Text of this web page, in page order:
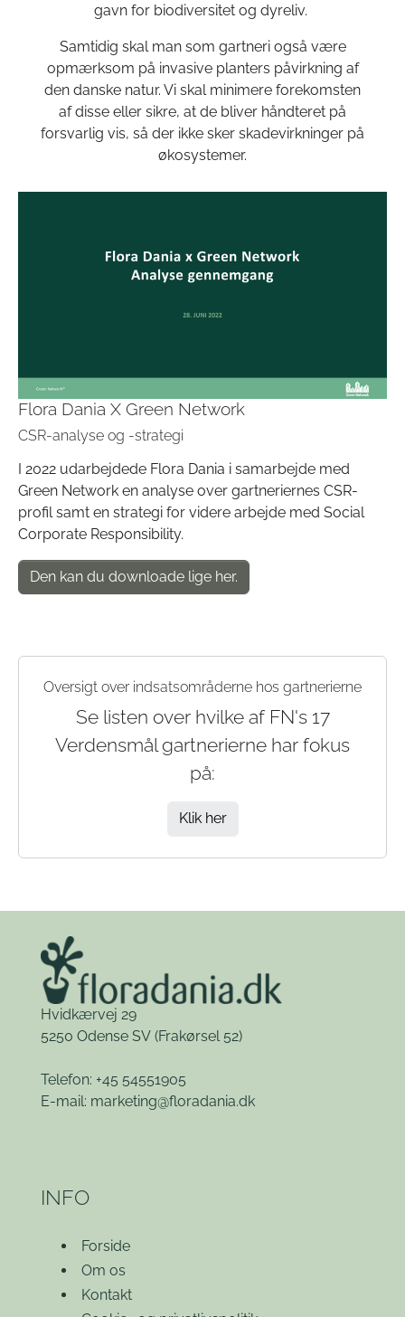
gavn for biodiversitet og dyreliv.
Samtidig skal man som gartneri også være
opmærksom på invasive planters påvirkning af
den danske natur. Vi skal minimere forekomsten
af disse eller sikre, at de bliver håndteret på
forsvarlig vis, så der ikke sker skadevirkninger på
økosystemer.
Flora Dania X Green Network
CSR-analyse og -strategi
I 2022 udarbejdede Flora Dania i samarbejde med
Green Network en analyse over gartneriernes CSR-
profil samt en strategi for videre arbejde med Social
Corporate Responsibility.
Den kan du downloade lige her.
Oversigt over indsatsområderne hos gartnerierne
Se listen over hvilke af FN's 17
Verdensmål gartnerierne har fokus
på:
Klik her
Hvidkærvej 29
5250 Odense SV (Frakørsel 52)
Telefon: +45 54551905
E-mail: marketing@floradania.dk
INFO
Forside
Om os
Kontakt